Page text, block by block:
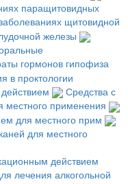
паращитовидных
щитовидной
железы
гормонов гипофиза
в проктологии
Средства с
местного применения
для местного прим
для местного
действием
лечения алкогольной